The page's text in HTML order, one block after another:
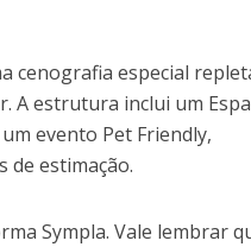
cenografia especial
A estrutura inclui um
evento Pet Friendly,
de estimação.
Sympla. Vale lembrar